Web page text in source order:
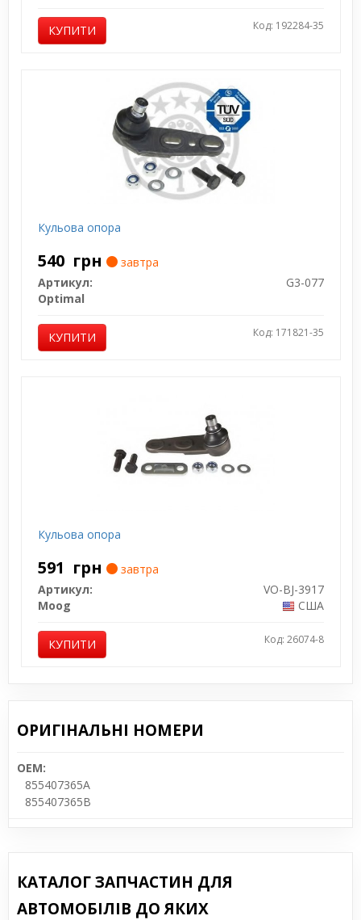
КУПИТИ Код: 192284-35
Кульова опора
540 грн
завтра
Артикул:
G3-077
Optimal
КУПИТИ Код: 171821-35
Кульова опора
591 грн
завтра
Артикул:
VO-BJ-3917
Moog
США
КУПИТИ Код: 26074-8
ОРИГІНАЛЬНІ НОМЕРИ
OEM:
855407365A
855407365B
КАТАЛОГ ЗАПЧАСТИН ДЛЯ
АВТОМОБІЛІВ ДО ЯКИХ